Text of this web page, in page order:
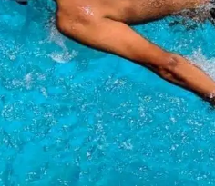
Nye løpesko som
LØPESKO